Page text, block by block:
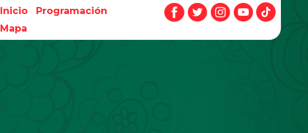
Inicio
Programación
Mapa